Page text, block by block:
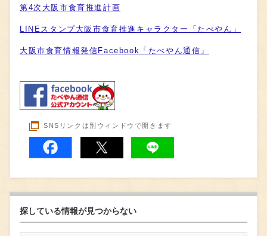
第4次大阪市食育推進計画
LINEスタンプ大阪市食育推進キャラクター「たべやん」
大阪市食育情報発信Facebook「たべやん通信」
SNSリンクは別ウィンドウで開きます
探している情報が見つからない